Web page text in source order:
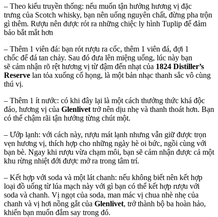
– Theo kiểu truyền thống: nếu muốn tận hưởng hương vị đặc
trưng của Scotch whisky, bạn nên uống nguyên chất, đừng pha trộn
gì thêm. Rượu nên được rót ra những chiệc ly hình Tuplip để đảm
bảo bắt mắt hơn
– Thêm 1 viên đá: bạn rót rượu ra cốc, thêm 1 viên đá, đợi 1
chốc để đá tan chảy. Sau đó đưa lên miệng uống, lúc này bạn
sẽ cảm nhận rõ rệt hương vị từ đậm đến nhạt của 1824 Distiller’s
Reserve lan tỏa xuống cổ họng, là một bản nhạc thanh sắc vô cùng
thú vị.
– Thêm 1 ít nước: có khi đây lại là một cách thưởng thức khá độc
đáo, hương vị của Glenlivet trở nên dịu nhẹ và thanh thoát hơn. Bạn
có thể chậm rãi tận hưởng từng chút một.
– Ướp lạnh: với cách này, rượu mát lạnh nhưng vẫn giữ được trọn
vẹn hương vị, thích hợp cho những ngày hè oi bức, ngồi cùng với
bạn bè. Ngay khi rượu vừa chạm môi, bạn sẽ cảm nhận được cả một
khu rừng nhiệt đới được mở ra trong tâm trí.
– Kết hợp với soda và một lát chanh: nếu không biết nên kết hợp
loại đồ uống từ lúa mạch này với gì bạn có thể kết hợp rượu với
soda và chanh. Vị ngọt của soda, man mác vị chua nhè nhẹ của
chanh và vị hơi nồng gắt của Glenlivet, trở thành bộ ba hoàn hảo,
khiến bạn muốn đắm say trong đó.